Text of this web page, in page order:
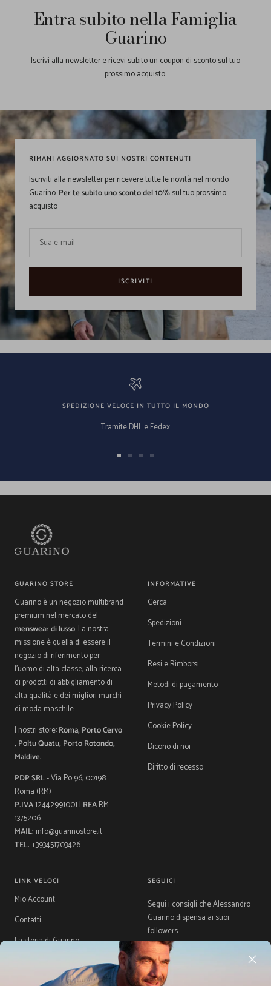
Entra subito nella Famiglia
Guarino
Iscrivi alla newsletter e ricevi subito un coupon di sconto sul tuo
prossimo acquisto.
RIMANI AGGIORNATO SUI NOSTRI CONTENUTI
Iscriviti alla newsletter per ricevere tutte le novità nel mondo
Guarino.Per te subito uno sconto del 10%sul tuo prossimo
acquisto
Sua e-mail
ISCRIVITI
SPEDIZIONE VELOCE IN TUTTO IL MONDO
Tramite DHL e Fedex
Vai Vai Vai Vai
GUARINO STORE
Guarino è un negozio multibrand
premium nel mercato del
menswear di lusso. La nostra
missione è quella di essere il
negozio di riferimento per
l'uomo di alta classe, alla ricerca
di prodotti di abbigliamento di
alta qualità e dei migliori marchi
di moda maschile.
I nostri store:Roma, Porto Cervo
, Poltu Quatu, Porto Rotondo,
Maldive.
PDP SRL- Via Po 96, 00198
Roma (RM)
P.IVA12442991001 | REARM -
1375206
MAIL: info@guarinostore.it
TEL.+393451703426
INFORMATIVE
Cerca
Spedizioni
Termini e Condizioni
Resi e Rimborsi
Metodi di pagamento
Privacy Policy
Cookie Policy
Dicono di noi
Diritto di recesso
LINK VELOCI
Mio Account
Contatti
La storia di Guarino
Guida Taglie
SEGUICI
Segui i consigli che Alessandro
Guarino dispensa ai suoi
followers.